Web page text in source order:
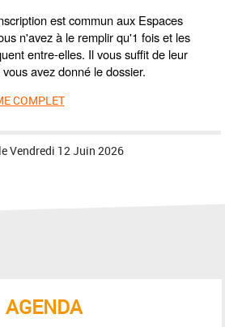
est commun aux Espaces
n'avez à le remplir qu'1 fois et les
entre-elles. Il vous suffit de leur
avez donné le dossier.
COMPLET
Vendredi 12 Juin 2026
AGENDA